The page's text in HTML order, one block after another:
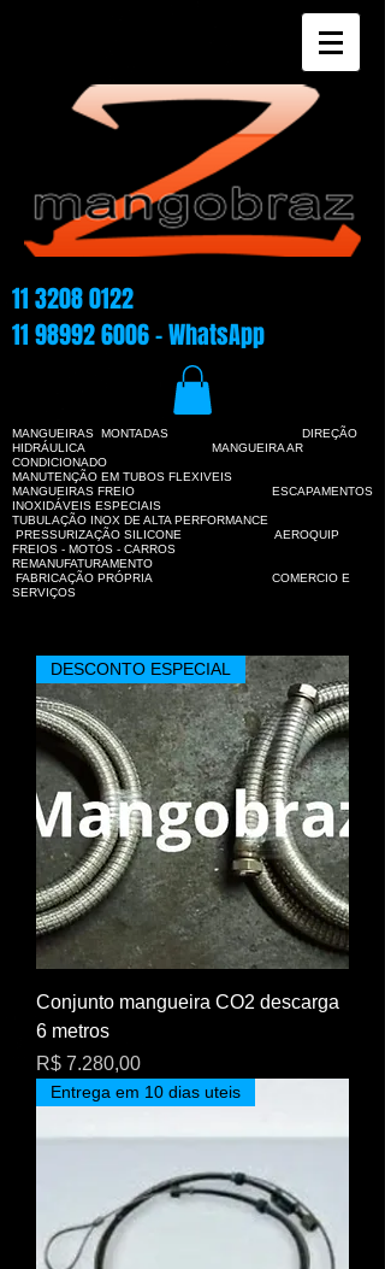
11 3208 0122
11 98992 6006- WhatsApp
MANGUEIRAS MONTADAS DIREÇÃO
HIDRÁULICA MANGUEIRA AR
CONDICIONADO
MANUTENÇÃO EM TUBOS FLEXIVEIS
MANGUEIRAS FREIO ESCAPAMENTOS
INOXIDÁVEIS ESPECIAIS
TUBULAÇÃO INOX DE ALTA PERFORMANCE
PRESSURIZAÇÃO SILICONE AEROQUIP
FREIOS - MOTOS - CARROS
REMANUFATURAMENTO
FABRICAÇÃO PRÓPRIA COMERCIO E
SERVIÇOS
DESCONTO ESPECIAL
Conjunto mangueira CO2 descarga
6 metros
Preço
R$ 7.280,00
Entrega em 10 dias uteis